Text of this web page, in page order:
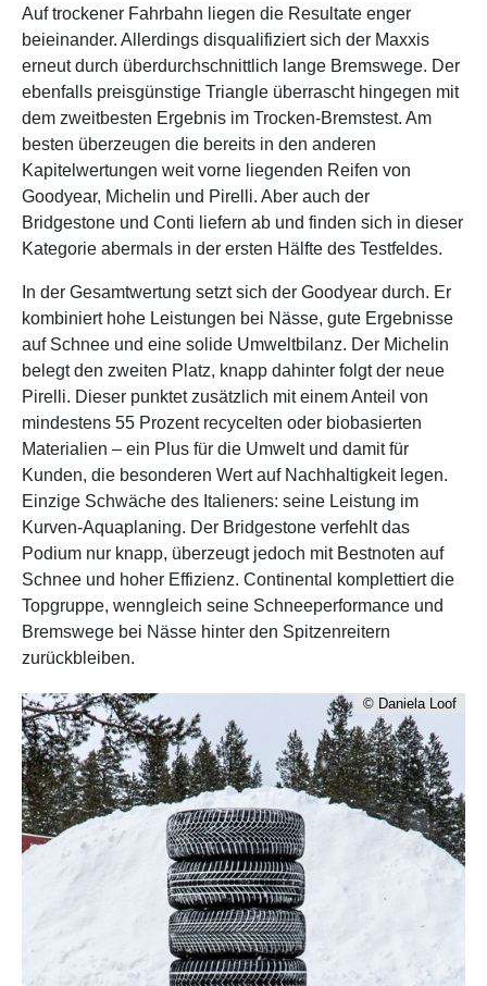
Auf trockener Fahrbahn liegen die Resultate enger
beieinander. Allerdings disqualifiziert sich der Maxxis
erneut durch überdurchschnittlich lange Bremswege. Der
ebenfalls preisgünstige Triangle überrascht hingegen mit
dem zweitbesten Ergebnis im Trocken-Bremstest. Am
besten überzeugen die bereits in den anderen
Kapitelwertungen weit vorne liegenden Reifen von
Goodyear, Michelin und Pirelli. Aber auch der
Bridgestone und Conti liefern ab und finden sich in dieser
Kategorie abermals in der ersten Hälfte des Testfeldes.
In der Gesamtwertung setzt sich der Goodyear durch. Er
kombiniert hohe Leistungen bei Nässe, gute Ergebnisse
auf Schnee und eine solide Umweltbilanz. Der Michelin
belegt den zweiten Platz, knapp dahinter folgt der neue
Pirelli. Dieser punktet zusätzlich mit einem Anteil von
mindestens 55 Prozent recycelten oder biobasierten
Materialien – ein Plus für die Umwelt und damit für
Kunden, die besonderen Wert auf Nachhaltigkeit legen.
Einzige Schwäche des Italieners: seine Leistung im
Kurven-Aquaplaning. Der Bridgestone verfehlt das
Podium nur knapp, überzeugt jedoch mit Bestnoten auf
Schnee und hoher Effizienz. Continental komplettiert die
Topgruppe, wenngleich seine Schneeperformance und
Bremswege bei Nässe hinter den Spitzenreitern
zurückbleiben.
© Daniela Loof